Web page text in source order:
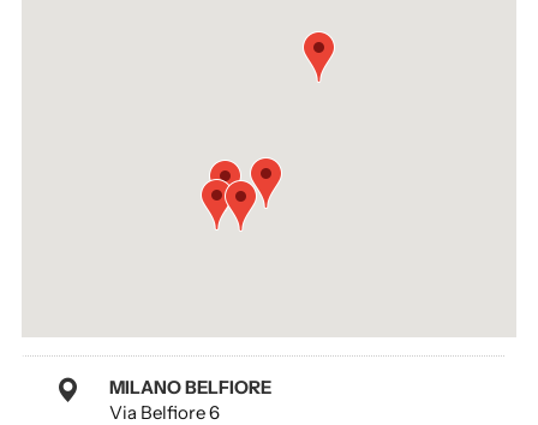
MILANO BELFIORE
Via Belfiore 6